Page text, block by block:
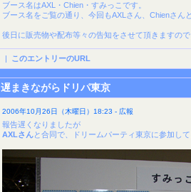
ブース名はAXL・Chien・すみっこです。
ブース名をご覧の通り、今回もAXLさん、Chienさん
後日に販売物や配布等々の告知をさせて頂きますの
| このエントリーのURL
遅まきながらドリパ東京
2006年10月26日（木曜日）18:23 - 広報
報告遅くなりましたが
AXLさんと合同で、ドリームパーティ東京に参加して